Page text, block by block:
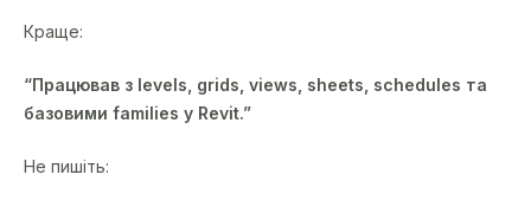
Краще:
“Працював з levels, grids, views, sheets, schedules та
базовими families у Revit.”
Не пишіть: